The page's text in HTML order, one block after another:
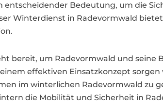
entscheidender Bedeutung, um die
Winterdienst in Radevormwald
bereit, um Radevormwald und seine
effektiven Einsatzkonzept
im winterlichen Radevormwald zu
die Mobilität und Sicherheit in